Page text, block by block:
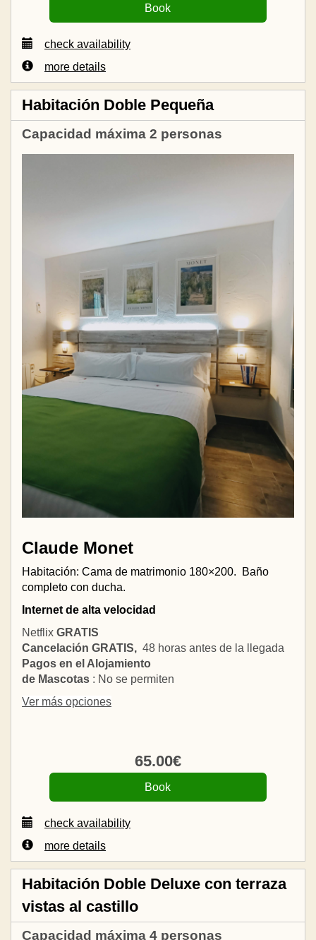
check availability
more details
Habitación Doble Pequeña
Capacidad máxima 2 personas
Claude Monet
Habitación: Cama de matrimonio 180×200.
Baño
completo con ducha.
Internet de alta velocidad
Netflix GRATIS
Cancelación GRATIS, 48 horas antes de la llegada
Pagos en el Alojamiento
de Mascotas : No se permiten
Ver más opciones
65.00€
check availability
more details
Habitación Doble Deluxe con terraza
vistas al castillo
Capacidad máxima 4 personas